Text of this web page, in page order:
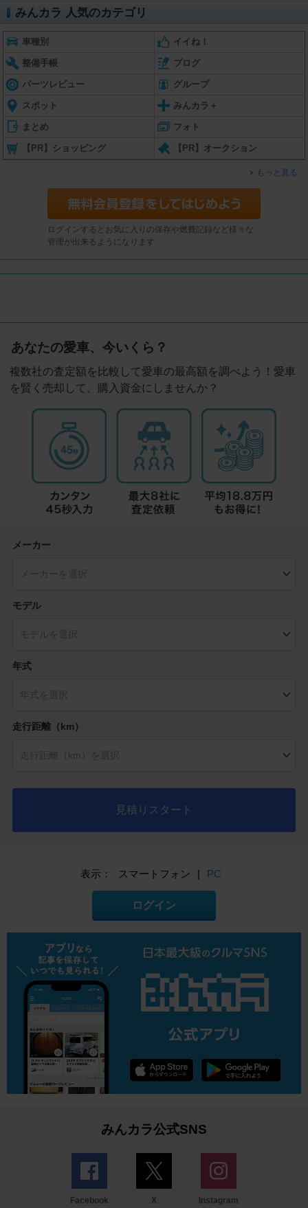
みんカラ 人気のカテゴリ
車種別 イイね！
整備手帳 ブログ
パーツレビュー グループ
スポット みんカラ＋
まとめ フォト
【PR】ショッピング 【PR】オークション
もっと見る
ログインするとお気に入りの保存や燃費記録など様々な
管理が出来るようになります
あなたの愛車、今いくら？
複数社の査定額を比較して愛車の最高額を調べよう！愛車
を賢く売却して、購入資金にしませんか？
メーカー
モデル
年式
走行距離（km）
見積りスタート
表示： スマートフォン | PC
ログイン
みんカラ公式SNS
Facebook X Instagram